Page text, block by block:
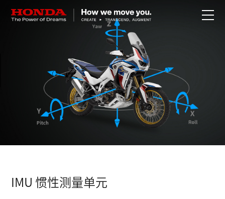
全领域产品
IMU 惯性测量单元